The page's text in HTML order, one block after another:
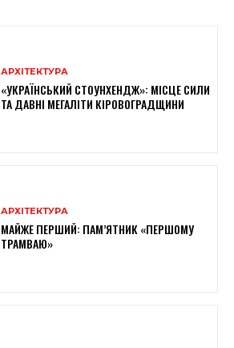
АРХІТЕКТУРА
«УКРАЇНСЬКИЙ СТОУНХЕНДЖ»: МІСЦЕ СИЛИ
ТА ДАВНІ МЕГАЛІТИ КІРОВОГРАДЩИНИ
АРХІТЕКТУРА
МАЙЖЕ ПЕРШИЙ: ПАМ’ЯТНИК «ПЕРШОМУ
ТРАМВАЮ»